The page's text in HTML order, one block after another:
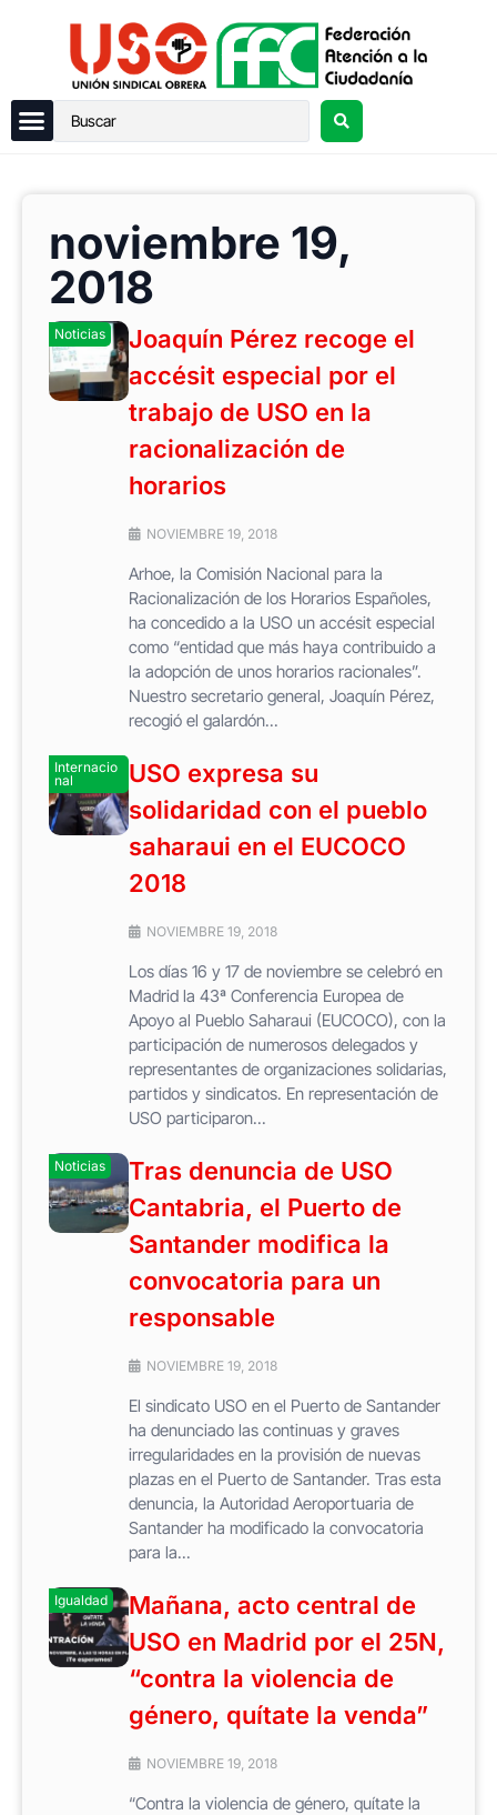
noviembre 19,
2018
Noticias
Joaquín Pérez recoge el
accésit especial por el
trabajo de USO en la
racionalización de
horarios
NOVIEMBRE 19, 2018
Arhoe, la Comisión Nacional para la
Racionalización de los Horarios Españoles,
ha concedido a la USO un accésit especial
como “entidad que más haya contribuido a
la adopción de unos horarios racionales”.
Nuestro secretario general, Joaquín Pérez,
recogió el galardón...
Internacio
nal
USO expresa su
solidaridad con el pueblo
saharaui en el EUCOCO
2018
NOVIEMBRE 19, 2018
Los días 16 y 17 de noviembre se celebró en
Madrid la 43ª Conferencia Europea de
Apoyo al Pueblo Saharaui (EUCOCO), con la
participación de numerosos delegados y
representantes de organizaciones solidarias,
partidos y sindicatos. En representación de
USO participaron...
Noticias
Tras denuncia de USO
Cantabria, el Puerto de
Santander modifica la
convocatoria para un
responsable
NOVIEMBRE 19, 2018
El sindicato USO en el Puerto de Santander
ha denunciado las continuas y graves
irregularidades en la provisión de nuevas
plazas en el Puerto de Santander. Tras esta
denuncia, la Autoridad Aeroportuaria de
Santander ha modificado la convocatoria
para la...
Igualdad
Mañana, acto central de
USO en Madrid por el 25N,
“contra la violencia de
género, quítate la venda”
NOVIEMBRE 19, 2018
“Contra la violencia de género, quítate la